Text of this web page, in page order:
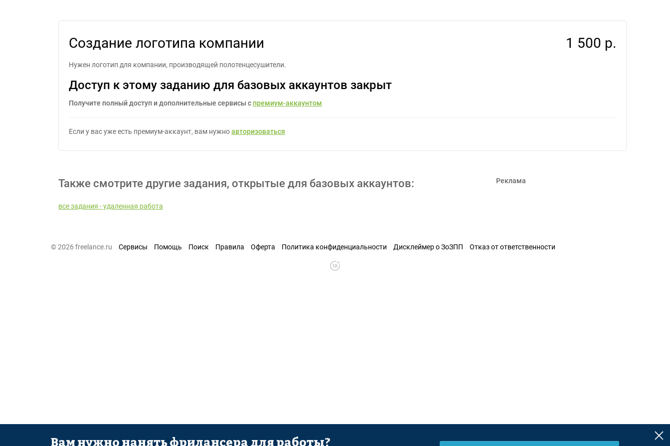
Создание логотипа компании 1 500 р.
Нужен логотип для компании, производящей полотенцесушители.
Доступ к этому заданию для базовых аккаунтов закрыт
Получите полный доступ и дополнительные сервисы с премиум-аккаунтом
Если у вас уже есть премиум-аккаунт, вам нужноавторизоваться
Также смотрите другие задания, открытые для базовых аккаунтов:
все задания - удаленная работа
Реклама
© 2026 freelance.ru Сервисы Помощь Поиск Правила Оферта Политика конфиденциальности Дисклеймер о ЗоЗПП Отказ от ответственности
Вам нужно нанять фрилансера для работы?